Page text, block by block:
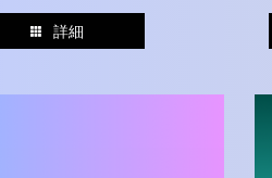
詳細